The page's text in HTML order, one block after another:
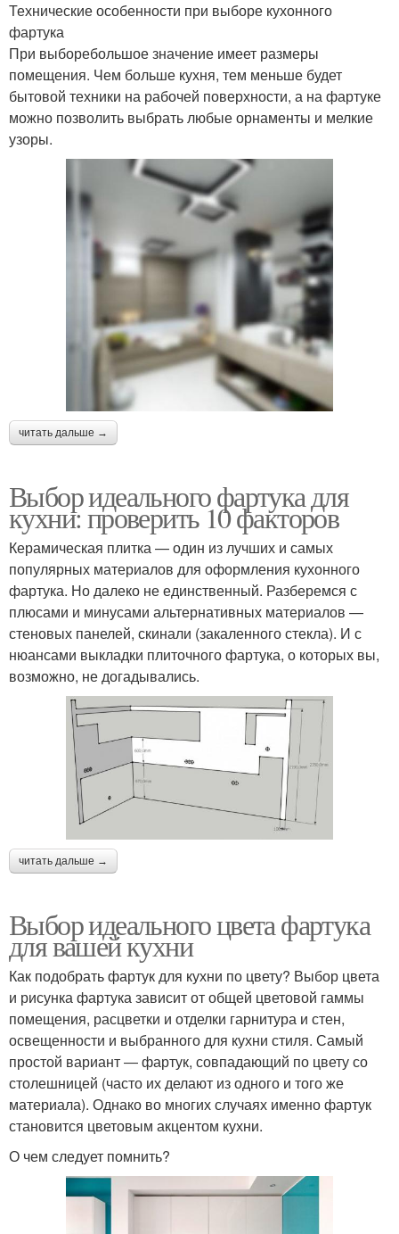
Технические особенности при выборе кухонного
фартука
При выборебольшое значение имеет размеры
помещения. Чем больше кухня, тем меньше будет
бытовой техники на рабочей поверхности, а на фартуке
можно позволить выбрать любые орнаменты и мелкие
узоры.
читать дальше →
Выбор идеального фартука для
кухни: проверить 10 факторов
Керамическая плитка — один из лучших и самых
популярных материалов для оформления кухонного
фартука. Но далеко не единственный. Разберемся с
плюсами и минусами альтернативных материалов —
стеновых панелей, скинали (закаленного стекла). И с
нюансами выкладки плиточного фартука, о которых вы,
возможно, не догадывались.
читать дальше →
Выбор идеального цвета фартука
для вашей кухни
Как подобрать фартук для кухни по цвету? Выбор цвета
и рисунка фартука зависит от общей цветовой гаммы
помещения, расцветки и отделки гарнитура и стен,
освещенности и выбранного для кухни стиля. Самый
простой вариант ― фартук, совпадающий по цвету со
столешницей (часто их делают из одного и того же
материала). Однако во многих случаях именно фартук
становится цветовым акцентом кухни.
О чем следует помнить?